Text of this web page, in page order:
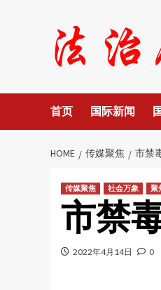
首页 国际新闻
HOME 传媒聚焦 市禁
传媒聚焦 社会万象 聚
市禁
2022年4月14日 0